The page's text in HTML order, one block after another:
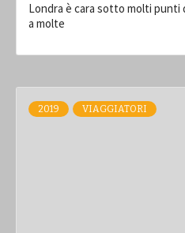
Londra è cara sotto molti
a molte
2019 VIAGGIATORI